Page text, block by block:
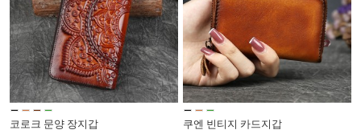
코로크 문양 장지갑 쿠엔 빈티지 카드지갑